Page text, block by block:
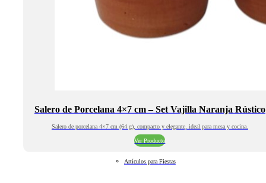
Salero de Porcelana 4×7 cm – Set Vajilla Naranja Rústico
Salero de porcelana 4×7 cm (64 g), compacto y elegante, ideal para mesa y cocina.
Ver Producto
Artículos para Fiestas